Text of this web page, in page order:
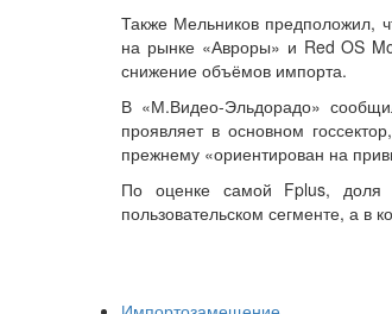
Также Мельников предположил,
на рынке «Авроры» и Red OS
снижение объёмов импорта.
В «М.Видео-Эльдорадо»
проявляет в основном
прежнему «ориентирован на
По оценке самой Fplus, доля
пользовательском сегменте, а в